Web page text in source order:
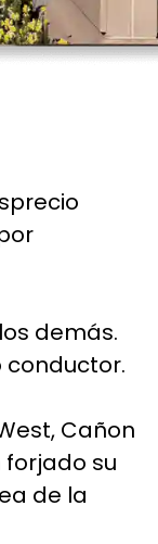
demás.
conductor.
Cañon
forjado su
de la